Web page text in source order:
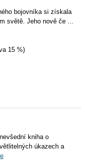
bojovníka si získala
světě. Jeho nově če ...
15 %)
kniha o
úkazech a